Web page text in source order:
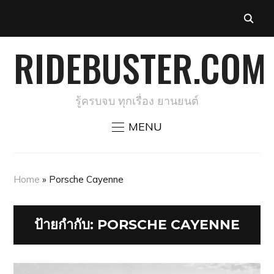
RIDEBUSTER.COM
รู้ครบจบ ทุกเรื่อง ยานยนต์
MENU
Home » Porsche Cayenne
ป้ายกำกับ: PORSCHE CAYENNE